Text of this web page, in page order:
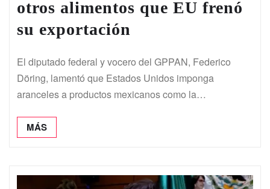
otros alimentos que EU frenó
su exportación
El diputado federal y vocero del GPPAN, Federico
Döring, lamentó que Estados Unidos imponga
aranceles a productos mexicanos como la…
MÁS